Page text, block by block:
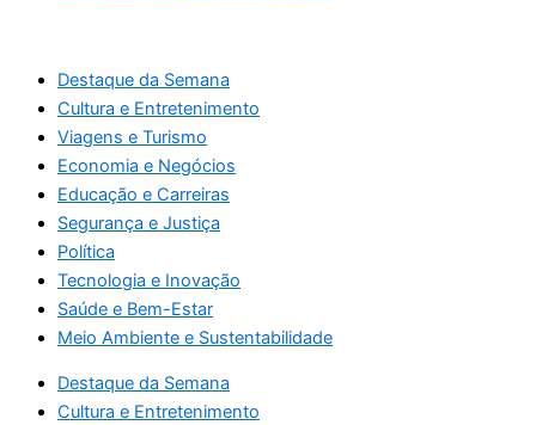
Destaque da Semana
Cultura e Entretenimento
Viagens e Turismo
Economia e Negócios
Educação e Carreiras
Segurança e Justiça
Política
Tecnologia e Inovação
Saúde e Bem-Estar
Meio Ambiente e Sustentabilidade
Destaque da Semana
Cultura e Entretenimento